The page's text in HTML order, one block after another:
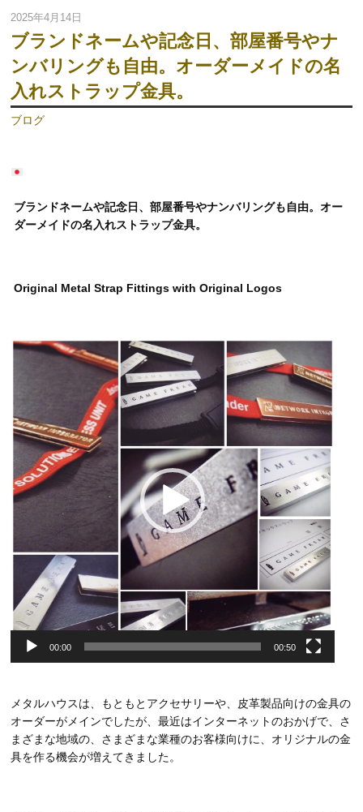
2025年4月14日
ブランドネームや記念日、部屋番号やナ
ンバリングも自由。オーダーメイドの名
入れストラップ金具。
ブログ
ブランドネームや記念日、部屋番号やナンバリングも自由。オー
ダーメイドの名入れストラップ金具。
Original Metal Strap Fittings with Original Logos
動
ー
ヤ
00:00 00:50
メタルハウスは、もともとアクセサリーや、皮革製品向けの金具の
オーダーがメインでしたが、最近はインターネットのおかげで、さ
まざまな地域の、さまざまな業種のお客様向けに、オリジナルの金
具を作る機会が増えてきました。